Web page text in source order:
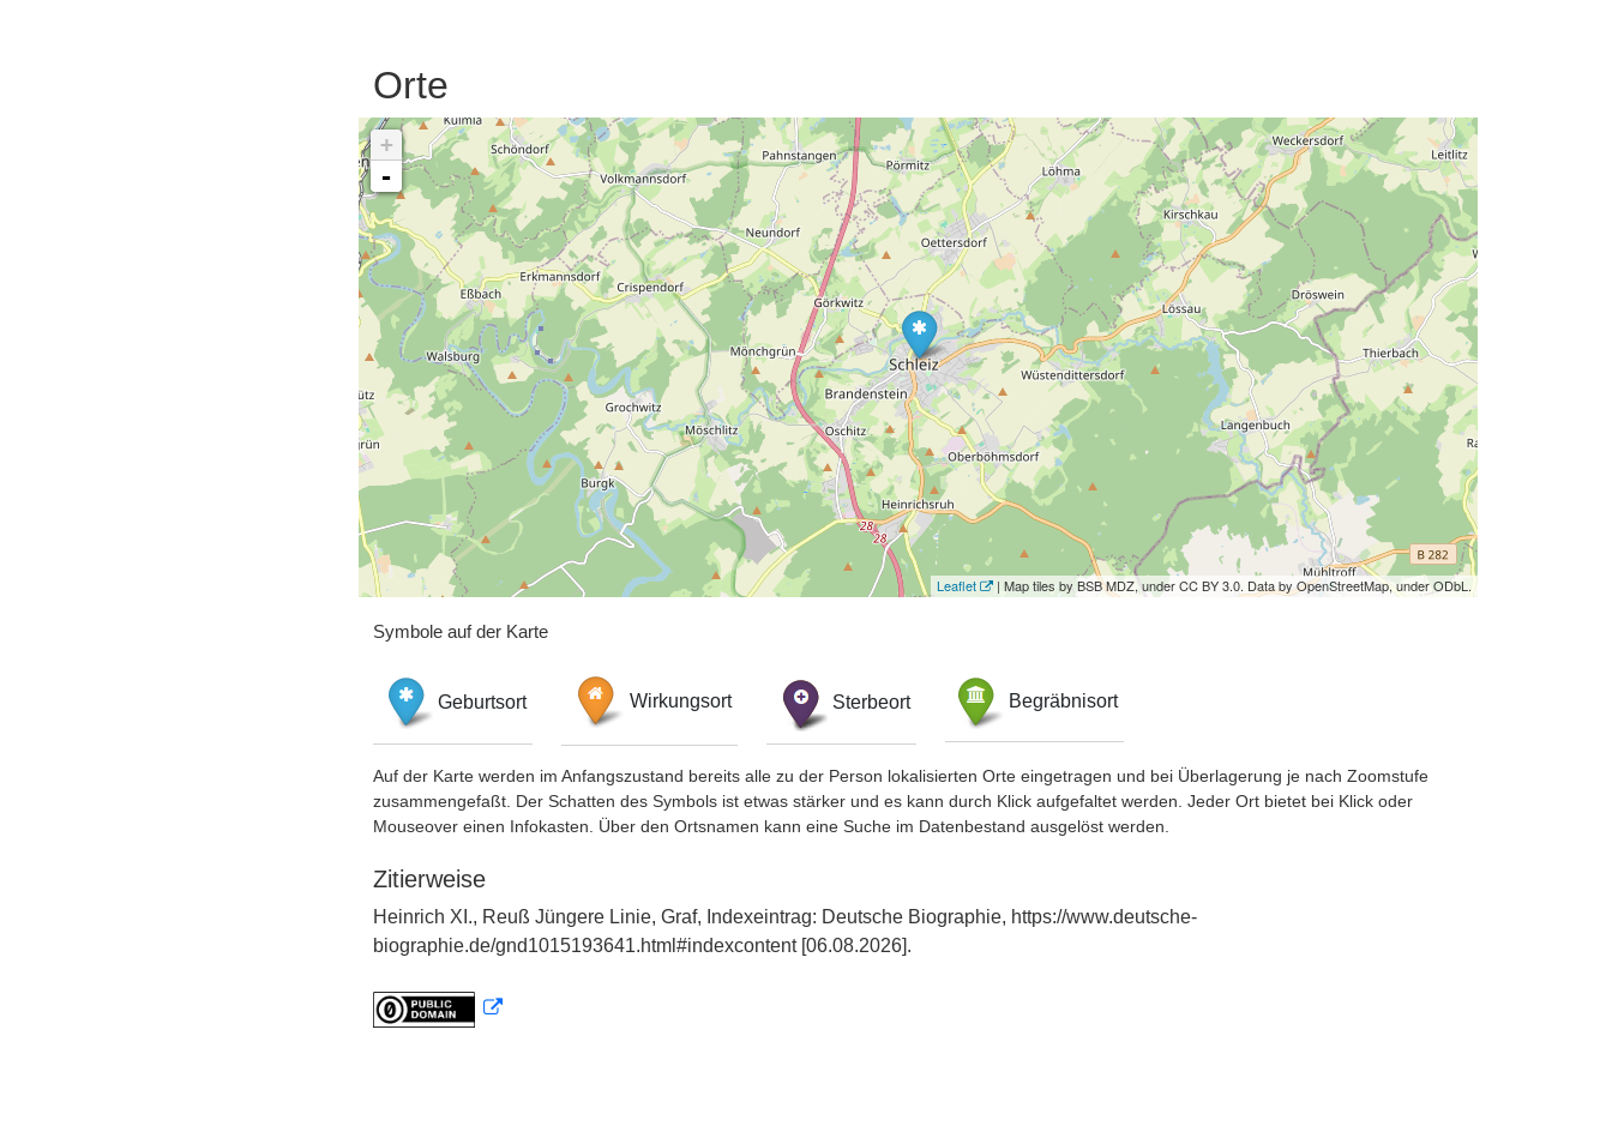
Orte
+
-
Leaflet | Map tiles by BSB MDZ, under CC BY 3.0. Data by OpenStreetMap, under ODbL.
Symbole auf der Karte
Geburtsort Wirkungsort Sterbeort Begräbnisort
Auf der Karte werden im Anfangszustand bereits alle zu der Person lokalisierten Orte eingetragen und bei Überlagerung je nach Zoomstufe
zusammengefaßt. Der Schatten des Symbols ist etwas stärker und es kann durch Klick aufgefaltet werden. Jeder Ort bietet bei Klick oder
Mouseover einen Infokasten. Über den Ortsnamen kann eine Suche im Datenbestand ausgelöst werden.
Zitierweise
Heinrich XI., Reuß Jüngere Linie, Graf, Indexeintrag: Deutsche Biographie, https://www.deutsche-
biographie.de/gnd1015193641.html#indexcontent [06.08.2026].